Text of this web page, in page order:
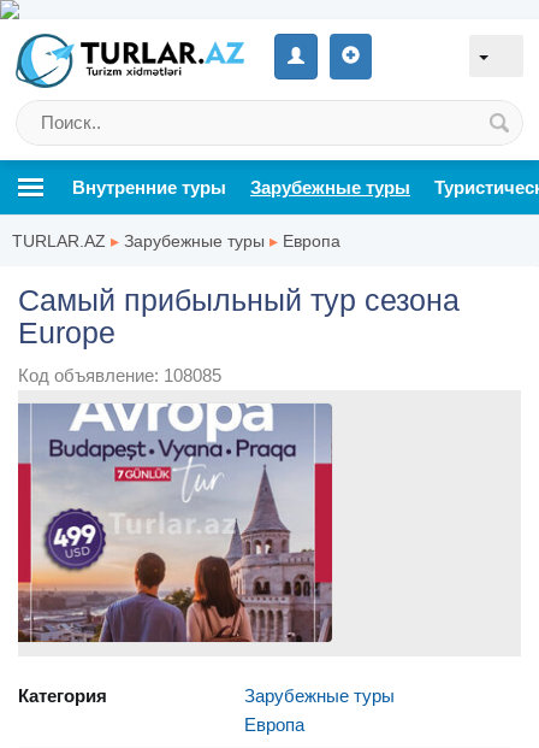
Внутренние туры Зарубежные туры
TURLAR.AZ ▸ Зарубежные туры ▸ Европа
Самый прибыльный тур сезона
Europe
Код объявление: 108085
Категория
Зарубежные туры
Европа